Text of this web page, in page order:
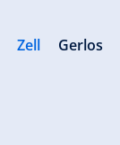
Zell Gerlos